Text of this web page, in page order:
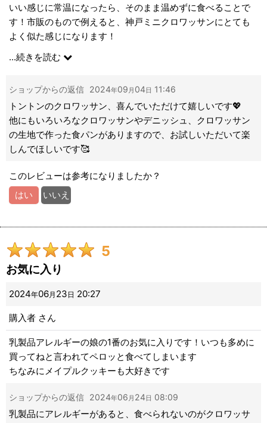
いい感じに常温になったら、そのまま温めずに食べることで
す！市販のもので例えると、神戸ミニクロワッサンにとても
よく似た感じになります！
神戸ミニクロワッサンが大好きだったのですが、年々アレル
ギーがひどくなり食べられなくなりました。ですので、トン
し、トントンさんの数あるパンの中でもこれが特に大好きで
す！
...続きを読む
ショップからの返信 2024年09 月 04日 11:46
トントンのクロワッサン、喜んでいただけて嬉しいです💖
他にもいろいろなクロワッサンやデニッシュ、クロワッサン
の生地で作った食パンがありますので、お試しいただいて楽
しんでほしいです🥰
このレビューは参考になりましたか？
はい
いいえ
5
お気に入り
2024年06月 23 日 20:27
購入者 さん
乳製品アレルギーの娘の1番のお気に入りです！いつも多めに
買ってねと言われてペロッと食べてしまいます
ちなみにメイプルクッキーも大好きです
ショップからの返信 2024年06 月 24日 08:09
乳製品にアレルギーがあると、食べられないのがクロワッサ